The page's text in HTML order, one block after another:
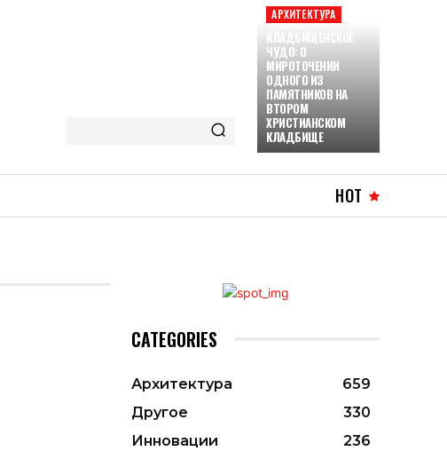
АРХИТЕКТУРА
КЛАДБИЩЕНСКОЕ
ЧУДО: О
МИРОТОЧЕНИИ
ОДНОГО ИЗ
ПАМЯТНИКОВ НА
ВТОРОМ
ХРИСТИАНСКОМ
КЛАДБИЩЕ
HOT
CATEGORIES
Архитектура
659
Другое
330
Инновации
236